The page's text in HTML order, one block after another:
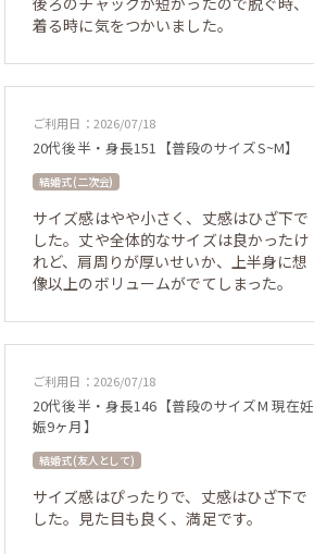
着る時に気をつかいました。
ご利用日：2026/07/18
20代後半・身長151【普段のサイズS~M】
結婚式 (二次会)
サイズ感はやや小さく、丈感はひざ下で
した。丈や全体的なサイズは良かったけ
れど、肩周りが厚いせいか、上半身に想
像以上のボリュームがでてしまった。
ご利用日：2026/07/18
20代後半・身長146【普段のサイズM 現在妊
娠9ヶ月】
結婚式 (友人として)
サイズ感はぴったりで、丈感はひざ下で
した。見た目も良く、満足です。